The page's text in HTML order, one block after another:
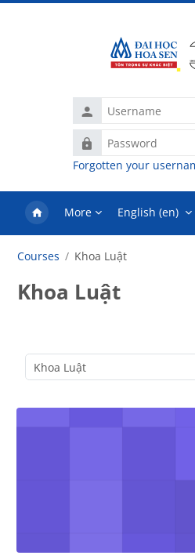
Username
Password
Forgotten your
More English ‎(en)‎
Courses Khoa Luật
Khoa Luật